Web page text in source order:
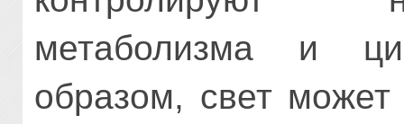
метаболизма и
образом, свет